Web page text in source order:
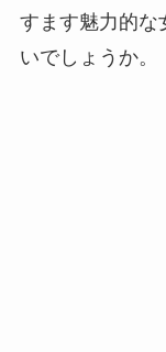
すます魅力的な
いでしょうか。